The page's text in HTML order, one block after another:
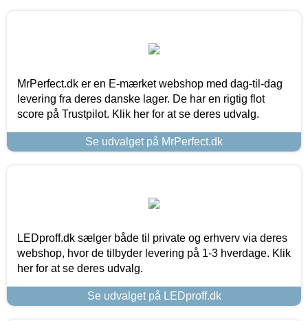
MrPerfect.dk er en E-mærket webshop med dag-til-dag
levering fra deres danske lager. De har en rigtig flot
score på Trustpilot. Klik her for at se deres udvalg.
Se udvalget på MrPerfect.dk
LEDproff.dk sælger både til private og erhverv via deres
webshop, hvor de tilbyder levering på 1-3 hverdage. Klik
her for at se deres udvalg.
Se udvalget på LEDproff.dk